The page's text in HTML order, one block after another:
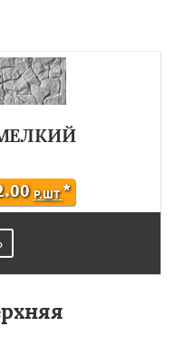
Р.ШТ*